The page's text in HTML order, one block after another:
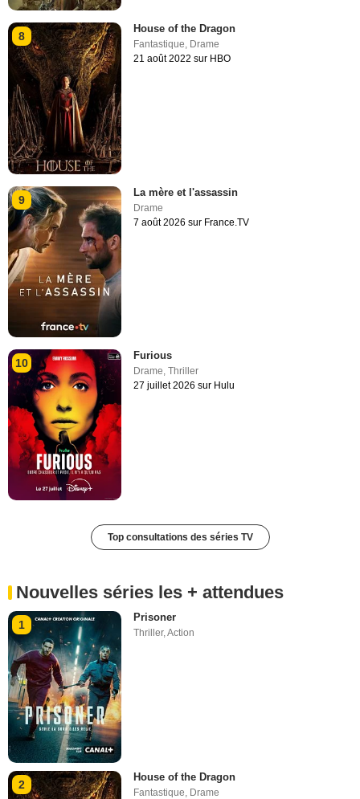
8
House of the Dragon
Fantastique, Drame
21 août 2022 sur HBO
9
La mère et l'assassin
Drame
7 août 2026 sur France.TV
10
Furious
Drame,Thriller
27 juillet 2026 sur Hulu
Top consultations des séries TV
Nouvelles séries les + attendues
1
Prisoner
Thriller,Action
2
House of the Dragon
Fantastique Drame